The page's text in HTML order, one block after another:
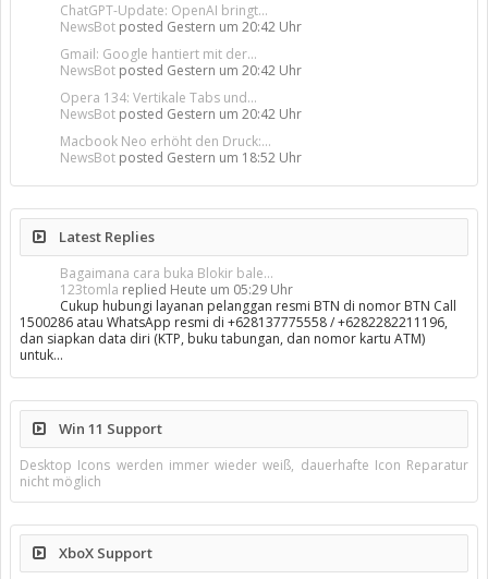
ChatGPT-Update: OpenAI bringt...
NewsBot posted Gestern um 20:42 Uhr
Gmail: Google hantiert mit der...
NewsBot posted Gestern um 20:42 Uhr
Opera 134: Vertikale Tabs und...
NewsBot posted Gestern um 20:42 Uhr
Macbook Neo erhöht den Druck:...
NewsBot posted Gestern um 18:52 Uhr
Latest Replies
Bagaimana cara buka Blokir bale...
123tomla replied Heute um 05:29 Uhr
Cukup hubungi layanan pelanggan resmi BTN di nomor BTN Call
1500286 atau WhatsApp resmi di +628137775558 / +6282282211196,
dan siapkan data diri (KTP, buku tabungan, dan nomor kartu ATM)
untuk…
Win 11 Support
Desktop Icons werden immer wieder weiß, dauerhafte Icon Reparatur
nicht möglich
XboX Support